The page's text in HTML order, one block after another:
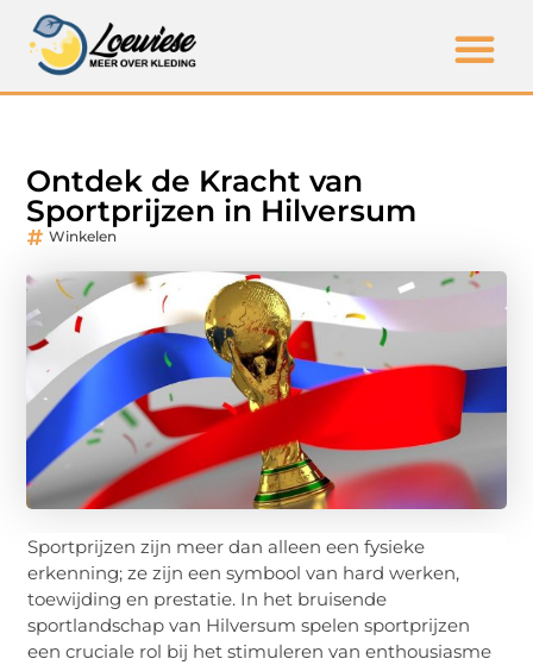
Ontdek de Kracht van
Sportprijzen in Hilversum
Winkelen
Sportprijzen zijn meer dan alleen een fysieke
erkenning; ze zijn een symbool van hard werken,
toewijding en prestatie. In het bruisende
sportlandschap van Hilversum spelen sportprijzen
een cruciale rol bij het stimuleren van enthousiasme